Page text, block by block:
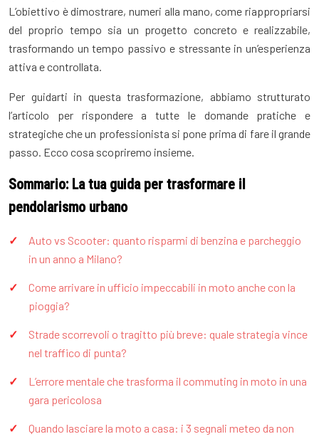
L’obiettivo è dimostrare, numeri alla mano, come riappropriarsi
del proprio tempo sia un progetto concreto e realizzabile,
trasformando un tempo passivo e stressante in un’esperienza
attiva e controllata.
Per guidarti in questa trasformazione, abbiamo strutturato
l’articolo per rispondere a tutte le domande pratiche e
strategiche che un professionista si pone prima di fare il grande
passo. Ecco cosa scopriremo insieme.
Sommario: La tua guida per trasformare il
pendolarismo urbano
Auto vs Scooter: quanto risparmi di benzina e parcheggio
in un anno a Milano?
Come arrivare in ufficio impeccabili in moto anche con la
pioggia?
Strade scorrevoli o tragitto più breve: quale strategia vince
nel traffico di punta?
L’errore mentale che trasforma il commuting in moto in una
gara pericolosa
Quando lasciare la moto a casa: i 3 segnali meteo da non